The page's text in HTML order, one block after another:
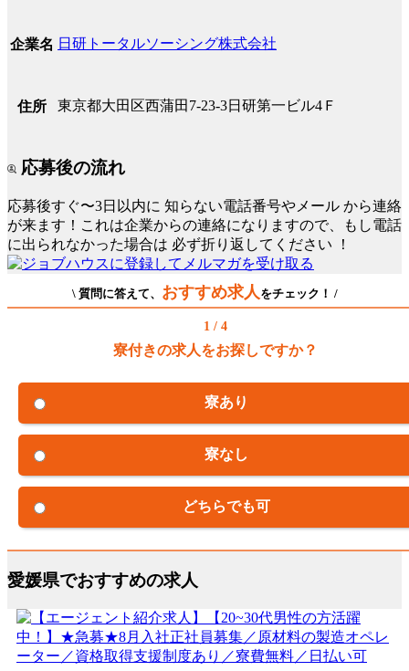
企業名 日研トータルソーシング株式会社
住所 東京都大田区西蒲田7-23-3日研第一ビル4Ｆ
応募後の流れ
応募後すぐ〜3日以内に 知らない電話番号やメール から連絡
が来ます！これは企業からの連絡になりますので、もし電話
に出られなかった場合は 必ず折り返してください ！
\ 質問に答えて、 おすすめ求人 をチェック！ /
1 / 4
寮付きの求人をお探しですか？
寮あり
寮なし
どちらでも可
愛媛県でおすすめの求人